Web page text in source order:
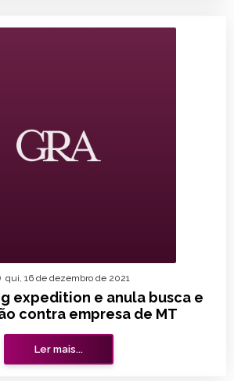
expedition e anula busca e
contra empresa de MT
qui, 16 de dezembro de 2021
Ler mais...